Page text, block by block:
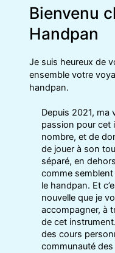
Bienvenu
Handpan
Je suis heureux de
ensemble votre
handpan.
Depuis 2021, ma
passion pour cet
nombre, et de
de jouer à son
séparé, en
comme semblent
le handpan. Et
nouvelle que je
accompagner, à
de cet
des cours
communauté